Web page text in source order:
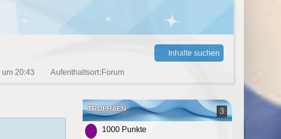
Inhalte suchen
um 20:43 Aufenthaltsort Forum
TROPHÄEN 3
1000 Punkte